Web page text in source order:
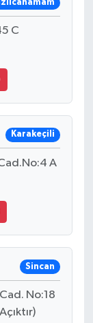
C
Karakeçili
A
Sincan
No:18